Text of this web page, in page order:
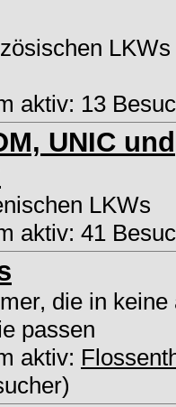
LKWs
aktiv: 13
UNIC und
LKWs
aktiv: 41
die in keine
passen
aktiv: